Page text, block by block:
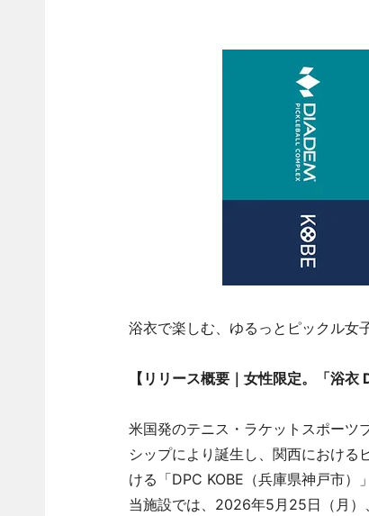
浴衣で楽しむ、ゆるっとピックル女
【リリース概要｜女性限定。「浴衣
米国発のテニス・ラケットスポーツ
シップにより誕生し、関西における
ける「DPC KOBE（兵庫県神戸市）」
当施設では、2026年5月25日（月）